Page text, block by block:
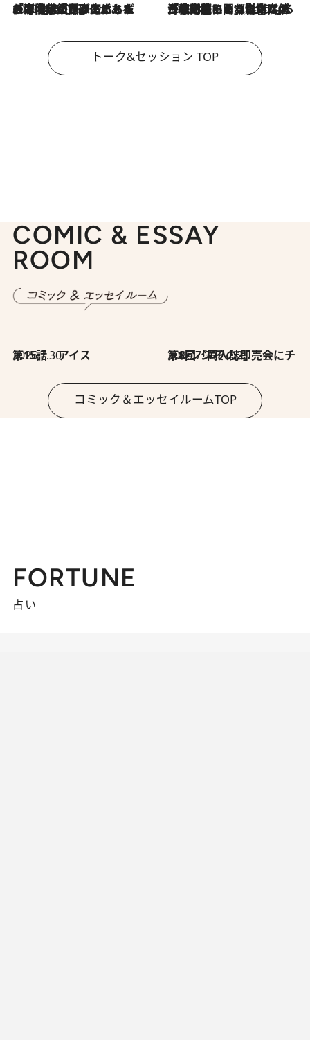
2026.8.3
「今後値上げがあるとすれば…」「リスクがあるのは今年の冬」エネルギー専門家が語る、ホルムズ海峡封鎖が家庭にもたらす“ある心配” 2026.8.3
「住宅建てられない…」「サーチャージ料の高値が続いている」ホルムズ海峡封鎖による影響はいつまで続く？《エネルギー専門家に聞く“どうなる日本の暮らし”》
トーク&セッション TOP
COMIC & ESSAY
ROOM
2026.7.30
第15話 アイス 2026.7.30
第8回「同人誌即売会にチャレンジ その2」
コミック＆エッセイルームTOP
FORTUNE
占い